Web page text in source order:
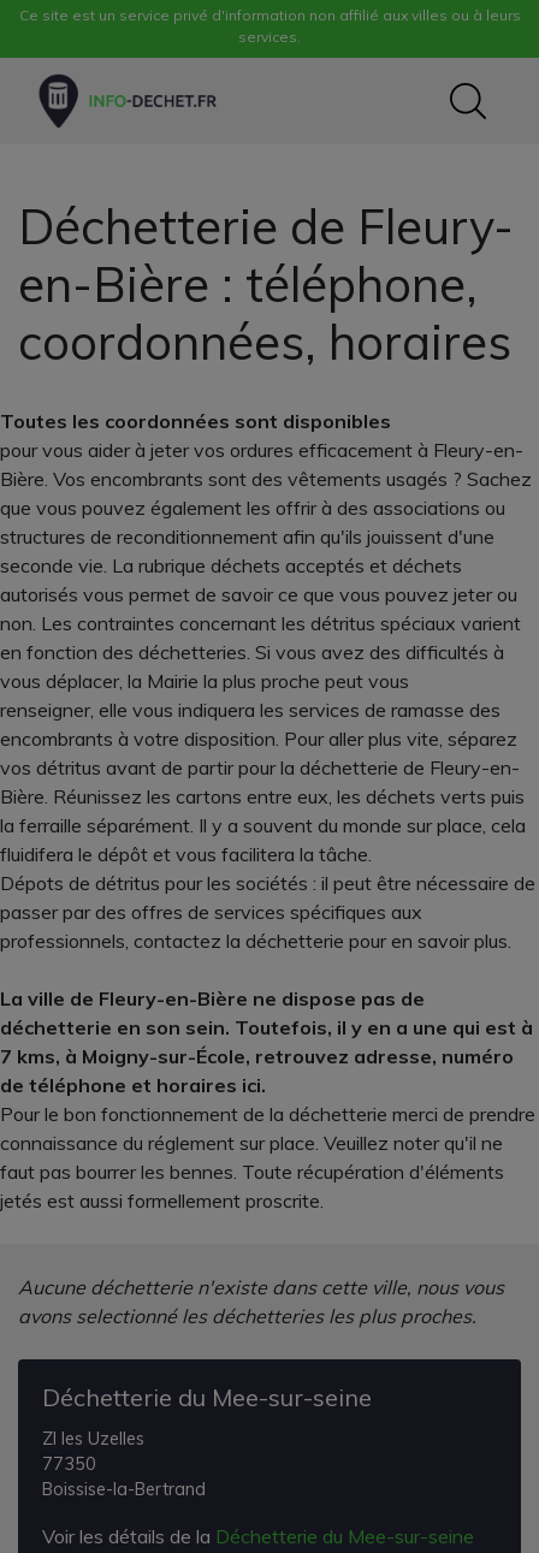
Ce site est un service privé d'information non affilié aux villes ou à leurs
services.
Déchetterie de Fleury-
en-Bière : téléphone,
coordonnées, horaires
Toutes les coordonnées sont disponibles
pour vous aider à jeter vos ordures efficacement à Fleury-en-
Bière. Vos encombrants sont des vêtements usagés ? Sachez
que vous pouvez également les offrir à des associations ou
structures de reconditionnement afin qu'ils jouissent d'une
seconde vie. La rubrique déchets acceptés et déchets
autorisés vous permet de savoir ce que vous pouvez jeter ou
non. Les contraintes concernant les détritus spéciaux varient
en fonction des déchetteries. Si vous avez des difficultés à
vous déplacer, la Mairie la plus proche peut vous
renseigner, elle vous indiquera les services de ramasse des
encombrants à votre disposition. Pour aller plus vite, séparez
vos détritus avant de partir pour la déchetterie de Fleury-en-
Bière. Réunissez les cartons entre eux, les déchets verts puis
la ferraille séparément. Il y a souvent du monde sur place, cela
fluidifera le dépôt et vous facilitera la tâche.
Dépots de détritus pour les sociétés : il peut être nécessaire de
passer par des offres de services spécifiques aux
professionnels, contactez la déchetterie pour en savoir plus.
La ville de Fleury-en-Bière ne dispose pas de
déchetterie en son sein. Toutefois, il y en a une qui est à
7 kms, à Moigny-sur-École, retrouvez adresse, numéro
de téléphone et horaires ici.
Pour le bon fonctionnement de la déchetterie merci de prendre
connaissance du réglement sur place. Veuillez noter qu'il ne
faut pas bourrer les bennes. Toute récupération d'éléments
jetés est aussi formellement proscrite.
Aucune déchetterie n'existe dans cette ville, nous vous
avons selectionné les déchetteries les plus proches.
Déchetterie du Mee-sur-seine
ZI les Uzelles
77350
Boissise-la-Bertrand
Voir les détails de la Déchetterie du Mee-sur-seine